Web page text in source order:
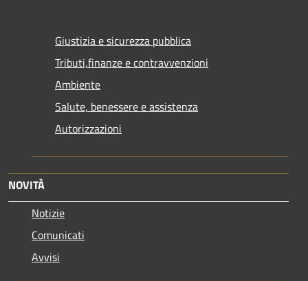
Giustizia e sicurezza pubblica
Tributi,finanze e contravvenzioni
Ambiente
Salute, benessere e assistenza
Autorizzazioni
NOVITÀ
Notizie
Comunicati
Avvisi